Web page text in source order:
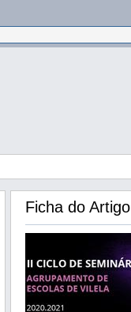
Ficha do Artigo